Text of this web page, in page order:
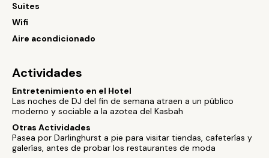
Suites
Wifi
Aire acondicionado
Actividades
Entretenimiento en el Hotel
Las noches de DJ del fin de semana atraen a un público
moderno y sociable a la azotea del Kasbah
Otras Actividades
Pasea por Darlinghurst a pie para visitar tiendas, cafeterías y
galerías, antes de probar los restaurantes de moda